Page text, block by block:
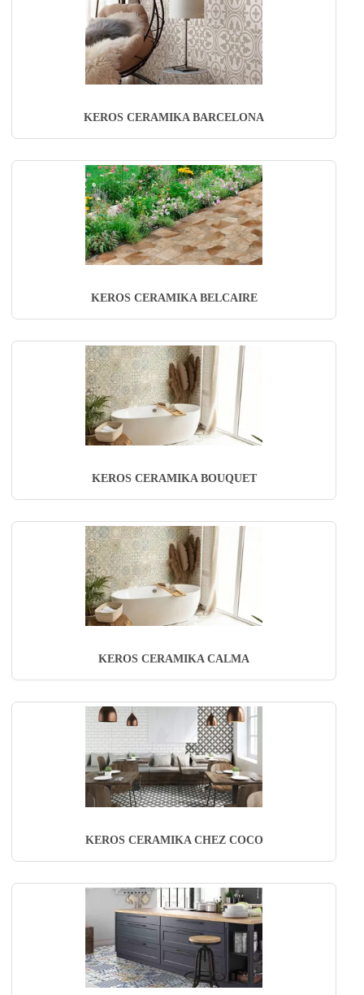
KEROS CERAMIKA BARCELONA
KEROS CERAMIKA BELCAIRE
KEROS CERAMIKA BOUQUET
KEROS CERAMIKA CALMA
KEROS CERAMIKA CHEZ COCO